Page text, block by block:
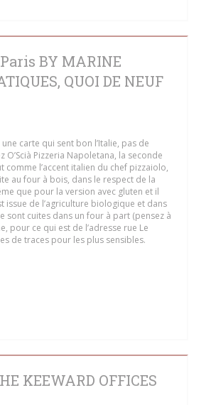
BY MARINE
QUOI DE NEUF
carte qui sent bon l’Italie, pas de
Pizzeria Napoletana, la seconde
comme l’accent italien du chef pizzaiolo,
au four à bois, dans le respect de la
que pour la version avec gluten et il
issue de l’agriculture biologique et dans
sont cuites dans un four à part (pensez à
pour ce qui est de l’adresse rue Le
de traces pour les plus sensibles.
KEEWARD OFFICES